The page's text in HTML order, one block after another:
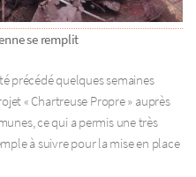
se remplit
précédé quelques semaines
« Chartreuse Propre » auprès
ce qui a permis une très
à suivre pour la mise en place